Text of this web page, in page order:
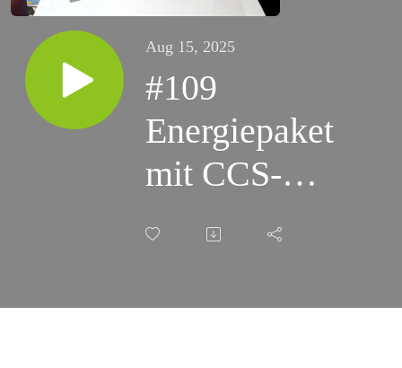
Aug 15, 2025
#109
Energiepaket
mit CCS-
Gesetz,
private PV-